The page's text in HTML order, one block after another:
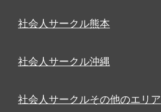
社会人サークル熊本
社会人サークル沖縄
社会人サークルその他のエリア